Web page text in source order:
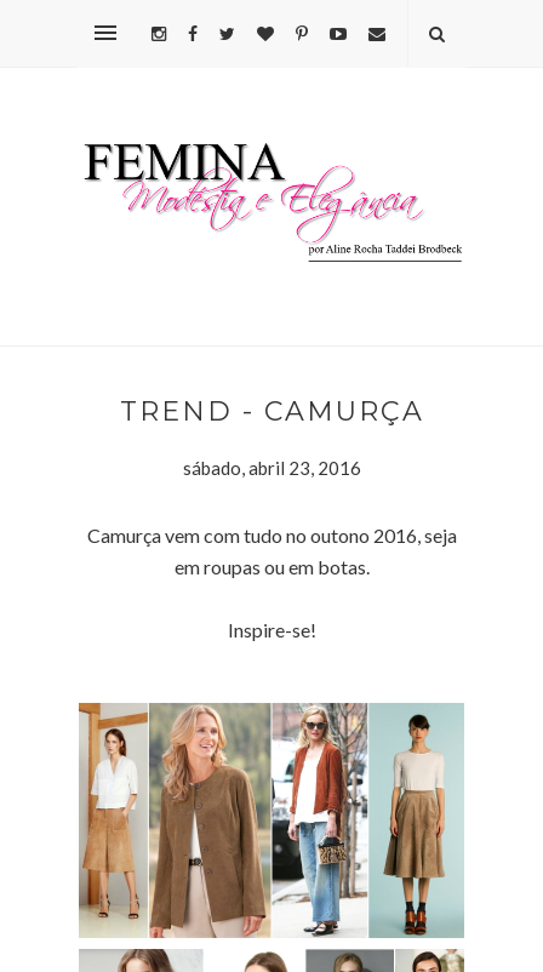
TREND - CAMURÇA
sábado, abril 23, 2016
Camurça vem com tudo no outono 2016, seja
em roupas ou em botas.
Inspire-se!